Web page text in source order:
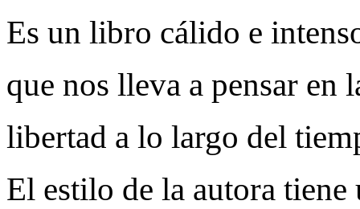
Es un libro cálido e
que nos lleva a pensar en
libertad a lo largo del
El estilo de la autora